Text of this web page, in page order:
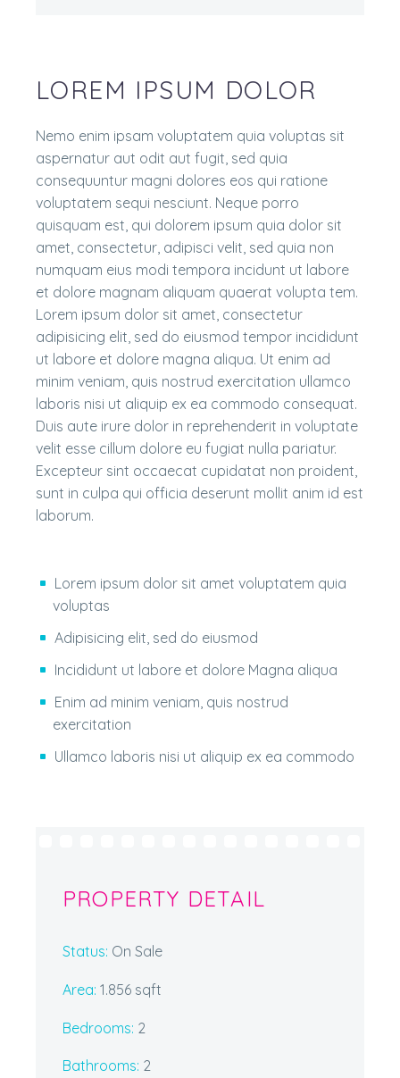
LOREM IPSUM DOLOR
Nemo enim ipsam voluptatem quia voluptas sit
aspernatur aut odit aut fugit, sed quia
consequuntur magni dolores eos qui ratione
voluptatem sequi nesciunt. Neque porro
quisquam est, qui dolorem ipsum quia dolor sit
amet, consectetur, adipisci velit, sed quia non
numquam eius modi tempora incidunt ut labore
et dolore magnam aliquam quaerat volupta tem.
Lorem ipsum dolor sit amet, consectetur
adipisicing elit, sed do eiusmod tempor incididunt
ut labore et dolore magna aliqua. Ut enim ad
minim veniam, quis nostrud exercitation ullamco
laboris nisi ut aliquip ex ea commodo consequat.
Duis aute irure dolor in reprehenderit in voluptate
velit esse cillum dolore eu fugiat nulla pariatur.
Excepteur sint occaecat cupidatat non proident,
sunt in culpa qui officia deserunt mollit anim id est
laborum.
Lorem ipsum dolor sit amet voluptatem quia
voluptas
Adipisicing elit, sed do eiusmod
Incididunt ut labore et dolore Magna aliqua
Enim ad minim veniam, quis nostrud
exercitation
Ullamco laboris nisi ut aliquip ex ea commodo
PROPERTY DETAIL
Status: On Sale
Area: 1.856 sqft
Bedrooms: 2
Bathrooms: 2